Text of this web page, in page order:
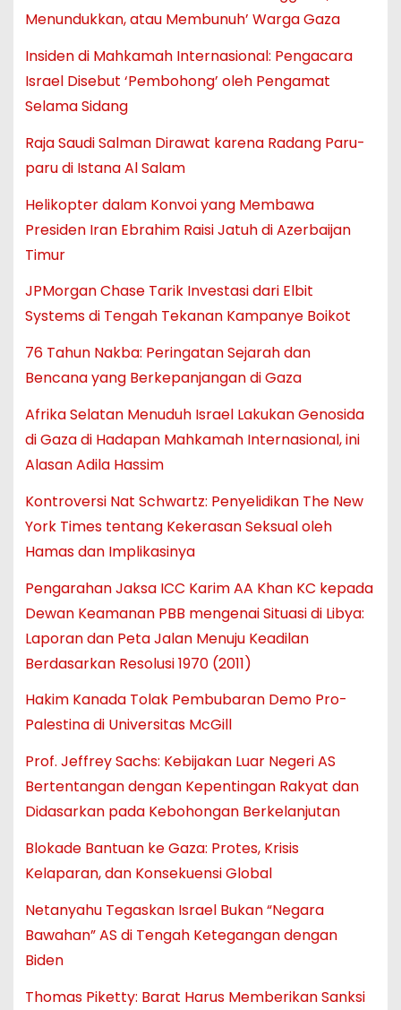
Menundukkan, atau Membunuh’ Warga Gaza
Insiden di Mahkamah Internasional: Pengacara
Israel Disebut ‘Pembohong’ oleh Pengamat
Selama Sidang
Raja Saudi Salman Dirawat karena Radang Paru-
paru di Istana Al Salam
Helikopter dalam Konvoi yang Membawa
Presiden Iran Ebrahim Raisi Jatuh di Azerbaijan
Timur
JPMorgan Chase Tarik Investasi dari Elbit
Systems di Tengah Tekanan Kampanye Boikot
76 Tahun Nakba: Peringatan Sejarah dan
Bencana yang Berkepanjangan di Gaza
Afrika Selatan Menuduh Israel Lakukan Genosida
di Gaza di Hadapan Mahkamah Internasional, ini
Alasan Adila Hassim
Kontroversi Nat Schwartz: Penyelidikan The New
York Times tentang Kekerasan Seksual oleh
Hamas dan Implikasinya
Pengarahan Jaksa ICC Karim AA Khan KC kepada
Dewan Keamanan PBB mengenai Situasi di Libya:
Laporan dan Peta Jalan Menuju Keadilan
Berdasarkan Resolusi 1970 (2011)
Hakim Kanada Tolak Pembubaran Demo Pro-
Palestina di Universitas McGill
Prof. Jeffrey Sachs: Kebijakan Luar Negeri AS
Bertentangan dengan Kepentingan Rakyat dan
Didasarkan pada Kebohongan Berkelanjutan
Blokade Bantuan ke Gaza: Protes, Krisis
Kelaparan, dan Konsekuensi Global
Netanyahu Tegaskan Israel Bukan “Negara
Bawahan” AS di Tengah Ketegangan dengan
Biden
Thomas Piketty: Barat Harus Memberikan Sanksi